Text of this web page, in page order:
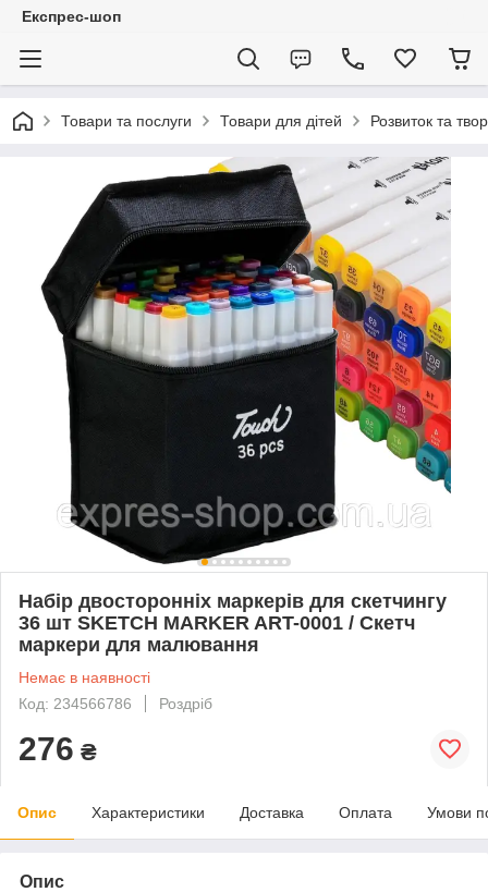
Експрес-шоп
Товари та послуги Товари для дітей Розвиток та
Набір двосторонніх маркерів для скетчингу
36 шт SKETCH MARKER ART-0001 / Скетч
маркери для малювання
Немає в наявності
Код: 234566786
Роздріб
276 ₴
Опис Характеристики Доставка Оплата Умови
Опис